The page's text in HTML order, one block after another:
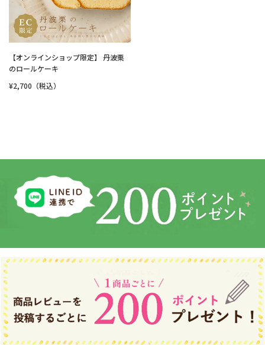
【オンラインショップ限定】 丹波栗
のロールケーキ
¥2,700（税込）